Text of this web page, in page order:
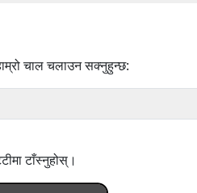
चाल चलाउन सक्नुहुन्छ:
टाँस्नुहोस्।